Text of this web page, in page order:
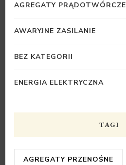
AGREGATY PRĄDOTWÓRCZE
AWARYJNE ZASILANIE
BEZ KATEGORII
ENERGIA ELEKTRYCZNA
TAGI
AGREGATY PRZENOŚNE